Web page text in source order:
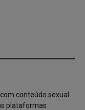
conteúdo sexual
plataformas